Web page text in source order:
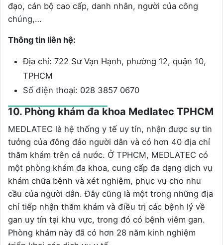
đạo, cán bộ cao cấp, danh nhân, người của công
chúng,…
Thông tin liên hệ:
Địa chỉ: 722 Sư Vạn Hạnh, phường 12, quận 10,
TPHCM
Số điện thoại: 028 3857 0670
10. Phòng khám đa khoa Medlatec TPHCM
MEDLATEC là hệ thống y tế uy tín, nhận được sự tin
tưởng của đông đảo người dân và có hơn 40 địa chỉ
thăm khám trên cả nước. Ở TPHCM, MEDLATEC có
một phòng khám đa khoa, cung cấp đa dạng dịch vụ
khám chữa bệnh và xét nghiệm, phục vụ cho nhu
cầu của người dân. Đây cũng là một trong những địa
chỉ tiếp nhận thăm khám và điều trị các bệnh lý về
gan uy tín tại khu vực, trong đó có bệnh viêm gan.
Phòng khám này đã có hơn 28 năm kinh nghiệm